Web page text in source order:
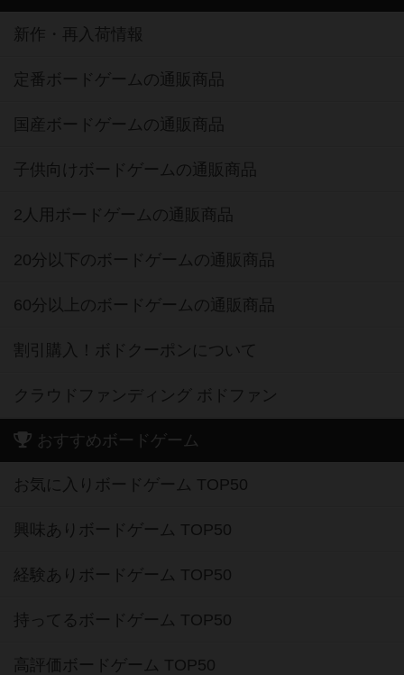
新作・再入荷情報
定番ボードゲームの通販商品
国産ボードゲームの通販商品
子供向けボードゲームの通販商品
2人用ボードゲームの通販商品
20分以下のボードゲームの通販商品
60分以上のボードゲームの通販商品
割引購入！ボドクーポンについて
クラウドファンディング ボドファン
おすすめボードゲーム
お気に入りボードゲーム TOP50
興味ありボードゲーム TOP50
経験ありボードゲーム TOP50
持ってるボードゲーム TOP50
高評価ボードゲーム TOP50